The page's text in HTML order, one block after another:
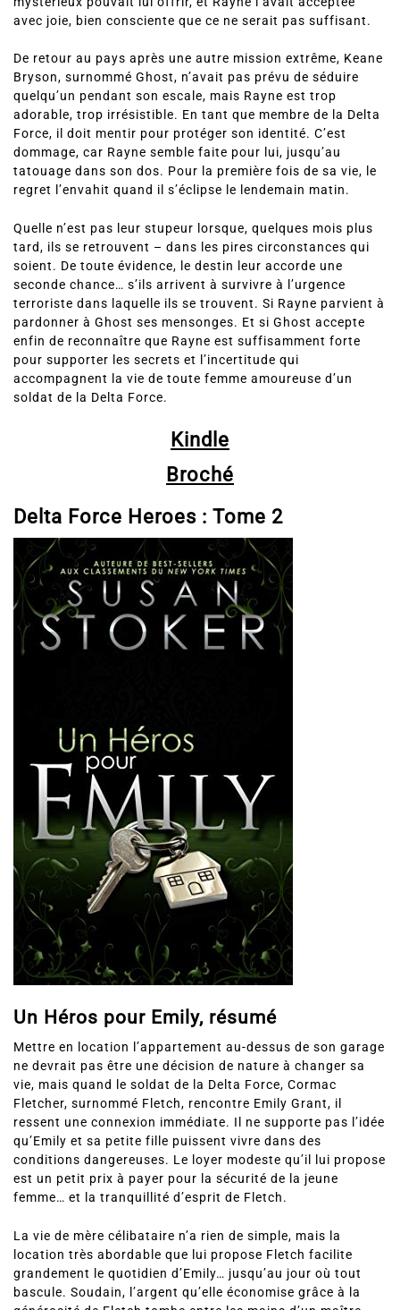
avec joie, bien consciente que ce ne serait pas suffisant.
Bryson, surnommé Ghost, n’avait pas prévu de séduire
quelqu’un pendant son escale, mais Rayne est trop
adorable, trop irrésistible. En tant que membre de la Delta
Force, il doit mentir pour protéger son identité. C’est
dommage, car Rayne semble faite pour lui, jusqu’au
tatouage dans son dos. Pour la première fois de sa vie, le
regret l’envahit quand il s’éclipse le lendemain matin.
tard, ils se retrouvent – dans les pires circonstances qui
soient. De toute évidence, le destin leur accorde une
seconde chance… s’ils arrivent à survivre à l’urgence
terroriste dans laquelle ils se trouvent. Si Rayne parvient à
pardonner à Ghost ses mensonges. Et si Ghost accepte
enfin de reconnaître que Rayne est suffisamment forte
pour supporter les secrets et l’incertitude qui
accompagnent la vie de toute femme amoureuse d’un
soldat de la Delta Force.
Kindle
Broché
Delta Force Heroes : Tome 2
Un Héros pour Emily, résumé
ne devrait pas être une décision de nature à changer sa
vie, mais quand le soldat de la Delta Force, Cormac
Fletcher, surnommé Fletch, rencontre Emily Grant, il
ressent une connexion immédiate. Il ne supporte pas l’idée
qu’Emily et sa petite fille puissent vivre dans des
conditions dangereuses. Le loyer modeste qu’il lui propose
est un petit prix à payer pour la sécurité de la jeune
femme… et la tranquillité d’esprit de Fletch.
location très abordable que lui propose Fletch facilite
grandement le quotidien d’Emily… jusqu’au jour où tout
bascule. Soudain, l’argent qu’elle économise grâce à la
générosité de Fletch tombe entre les mains d’un maître